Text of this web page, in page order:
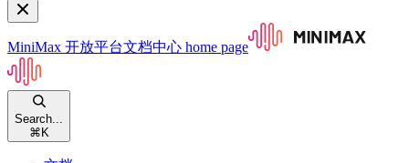
MiniMax 开放平台文档中心 home page
Search...
⌘ K